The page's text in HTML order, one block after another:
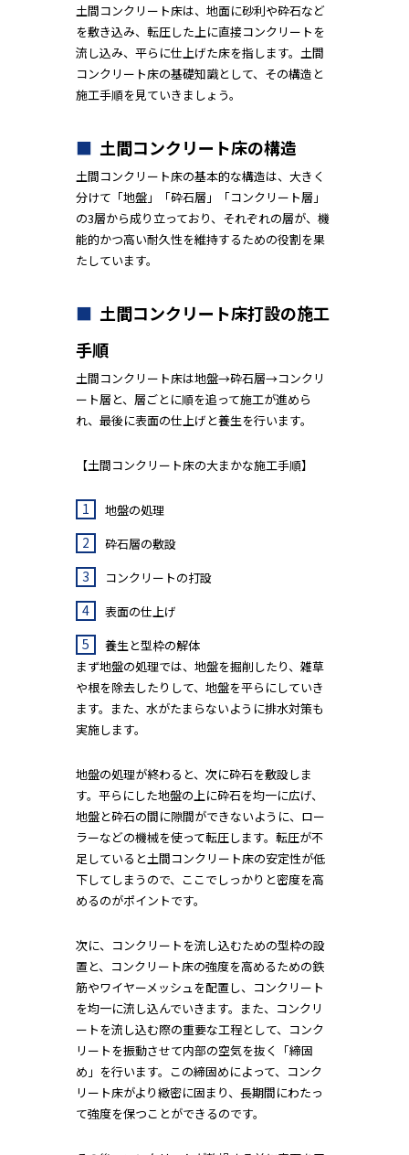
土間コンクリート床は、地面に砂利や砕石など
を敷き込み、転圧した上に直接コンクリートを
流し込み、平らに仕上げた床を指します。土間
コンクリート床の基礎知識として、その構造と
施工手順を見ていきましょう。
土間コンクリート床の構造
土間コンクリート床の基本的な構造は、大きく
分けて「地盤」「砕石層」「コンクリート層」
の3層から成り立っており、それぞれの層が、機
能的かつ高い耐久性を維持するための役割を果
たしています。
土間コンクリート床打設の施工
手順
土間コンクリート床は地盤→砕石層→コンクリ
ート層と、層ごとに順を追って施工が進めら
れ、最後に表面の仕上げと養生を行います。
【土間コンクリート床の大まかな施工手順】
地盤の処理
砕石層の敷設
コンクリートの打設
表面の仕上げ
養生と型枠の解体
まず地盤の処理では、地盤を掘削したり、雑草
や根を除去したりして、地盤を平らにしていき
ます。また、水がたまらないように排水対策も
実施します。
地盤の処理が終わると、次に砕石を敷設しま
す。平らにした地盤の上に砕石を均一に広げ、
地盤と砕石の間に隙間ができないように、ロー
ラーなどの機械を使って転圧します。転圧が不
足していると土間コンクリート床の安定性が低
下してしまうので、ここでしっかりと密度を高
めるのがポイントです。
次に、コンクリートを流し込むための型枠の設
置と、コンクリート床の強度を高めるための鉄
筋やワイヤーメッシュを配置し、コンクリート
を均一に流し込んでいきます。また、コンクリ
ートを流し込む際の重要な工程として、コンク
リートを振動させて内部の空気を抜く「締固
め」を行います。この締固めによって、コンク
リート床がより緻密に固まり、長期間にわたっ
て強度を保つことができるのです。